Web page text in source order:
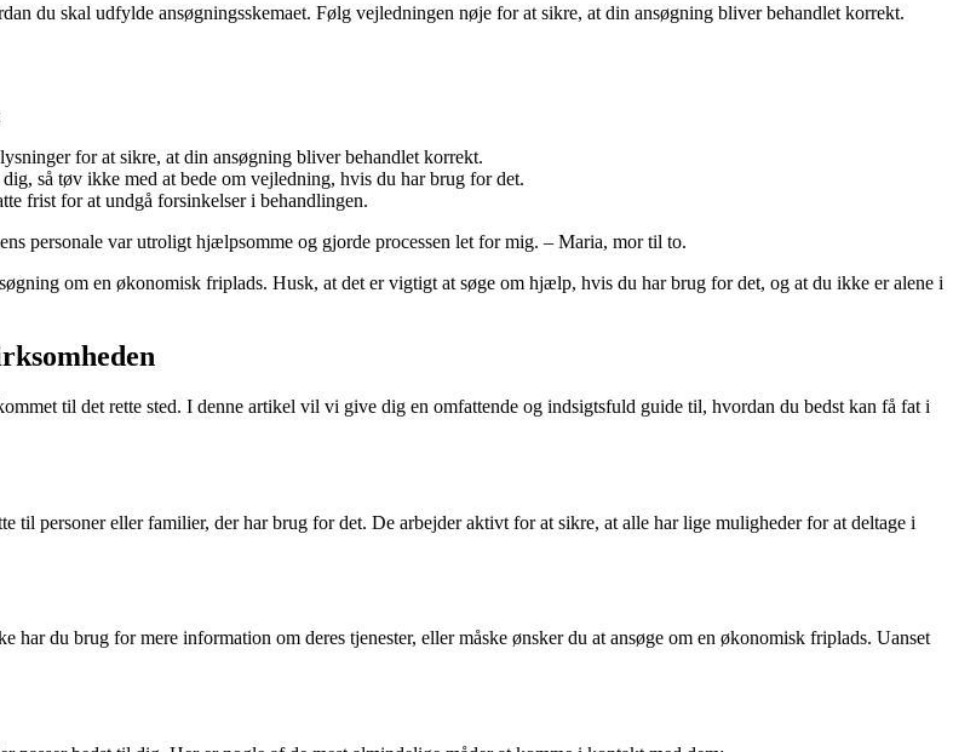
du skal udfylde ansøgningsskemaet. Følg vejledningen nøje for at sikre, at din ansøgning bliver behandlet korrekt.
for at sikre, at din ansøgning bliver behandlet korrekt.
så tøv ikke med at bede om vejledning, hvis du har brug for det.
frist for at undgå forsinkelser i behandlingen.
personale var utroligt hjælpsomme og gjorde processen let for mig. – Maria, mor til to.
om en økonomisk friplads. Husk, at det er vigtigt at søge om hjælp, hvis du har brug for det, og at du ikke er alene i
til det rette sted. I denne artikel vil vi give dig en omfattende og indsigtsfuld guide til, hvordan du bedst kan få fat i
personer eller familier, der har brug for det. De arbejder aktivt for at sikre, at alle har lige muligheder for at deltage i
du brug for mere information om deres tjenester, eller måske ønsker du at ansøge om en økonomisk friplads. Uanset